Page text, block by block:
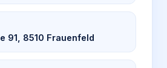
91, 8510 Frauenfeld